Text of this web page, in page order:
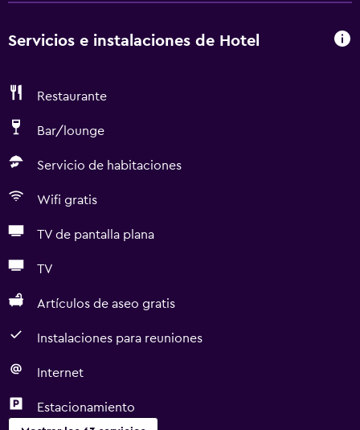
Servicios e instalaciones de Hotel
Restaurante
Bar/lounge
Servicio de habitaciones
Wifi gratis
TV de pantalla plana
TV
Artículos de aseo gratis
Instalaciones para reuniones
Internet
Estacionamiento